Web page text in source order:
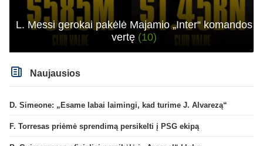
L. Messi gerokai pakėlė Majamio „Inter“ komandos
vertę (10)
Naujausios
D. Simeone: „Esame labai laimingi, kad turime J. Alvarezą“
F. Torresas priėmė sprendimą persikelti į PSG ekipą